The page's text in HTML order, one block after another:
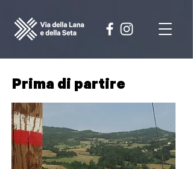
Prima di partire